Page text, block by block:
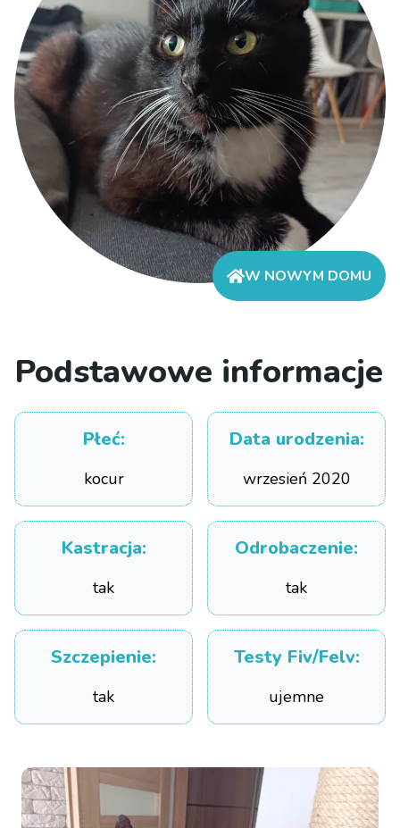
W NOWYM DOMU
Podstawowe informacje
Płeć:
kocur
Data urodzenia:
wrzesień 2020
Kastracja:
tak
Odrobaczenie:
tak
Szczepienie:
tak
Testy Fiv/Felv:
ujemne